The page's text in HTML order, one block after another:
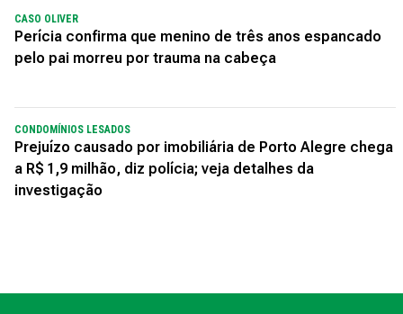
CASO OLIVER
Perícia confirma que menino de três anos espancado
pelo pai morreu por trauma na cabeça
CONDOMÍNIOS LESADOS
Prejuízo causado por imobiliária de Porto Alegre chega
a R$ 1,9 milhão, diz polícia; veja detalhes da
investigação